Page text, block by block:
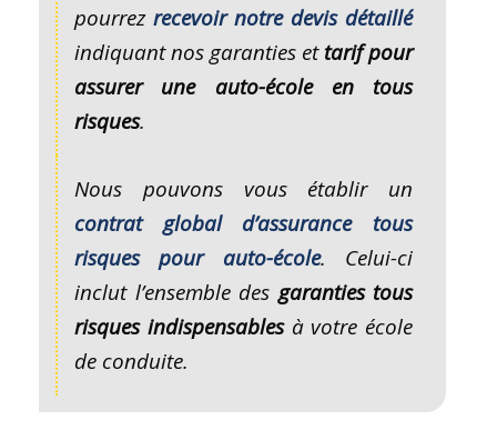
pourrezrecevoir notre devis détaillé
indiquant nos garanties ettarif pour
assurer une auto-école en tous
risques.
Nous pouvons vous établir un
contrat global d’assurance tous
risques pour auto-école. Celui-ci
inclut l’ensemble desgaranties tous
risques indispensablesà votre école
de conduite.